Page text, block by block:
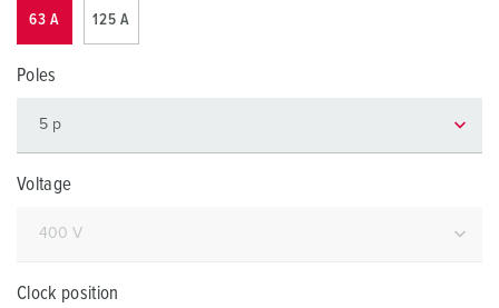
63 A 125 A
Poles
Voltage
Clock position